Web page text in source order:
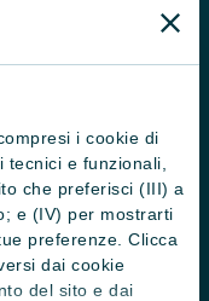
i cookie di
tecnici e funzionali,
che preferisci (III) a
e (IV) per mostrarti
preferenze. Clicca
dai cookie
del sito e dai